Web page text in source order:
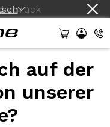
zurück
auf der
unserer